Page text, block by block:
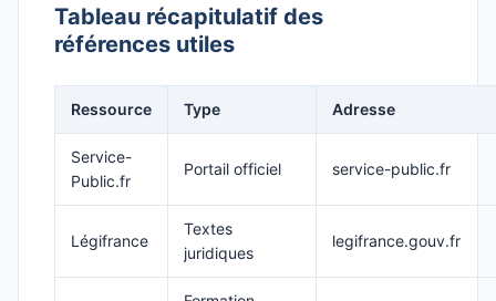
Tableau récapitulatif des
références utiles
Ressource Type Adresse
Service-
Public.fr
Portail officiel service-public.fr
Légifrance
Textes
juridiques
legifrance.gouv.fr